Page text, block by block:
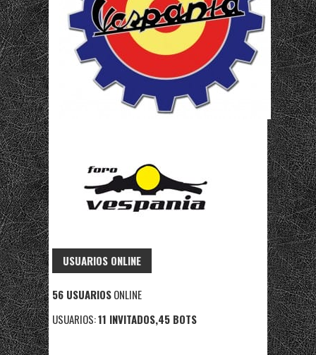
USUARIOS ONLINE
56 USUARIOSONLINE
USUARIOS:11 INVITADOS,45 BOTS